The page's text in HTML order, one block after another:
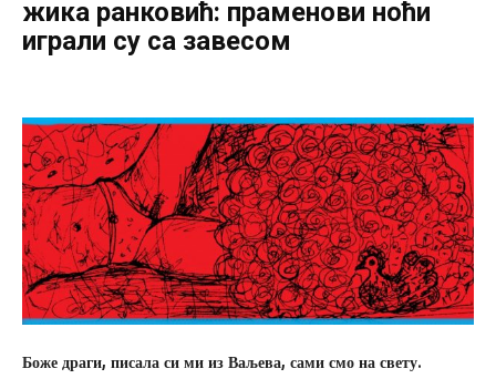
жика ранковић: праменови ноћи
играли су са завесом
Боже драги, писала си ми из Ваљева, сами смо на свету.